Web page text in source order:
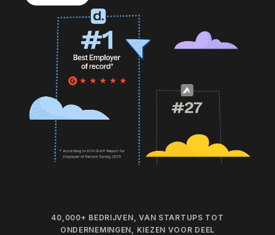
40,000+ BEDRIJVEN, VAN STARTUPS TOT
ONDERNEMINGEN, KIEZEN VOOR DEEL